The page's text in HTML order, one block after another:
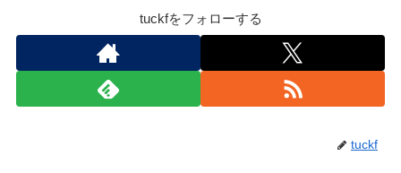
tuckfをフォローする
tuckf